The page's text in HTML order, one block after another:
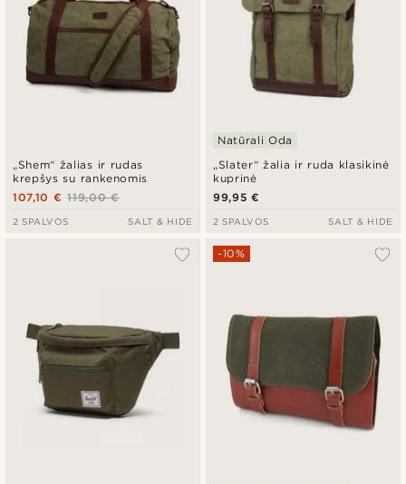
„Shem“ žalias ir rudas
krepšys su rankenomis
119,00 €
107,10 €
2 SPALVOS SALT & HIDE
„Slater“ žalia ir ruda klasikinė
kuprinė
Natūrali Oda
99,95 €
2 SPALVOS SALT & HIDE
-10%